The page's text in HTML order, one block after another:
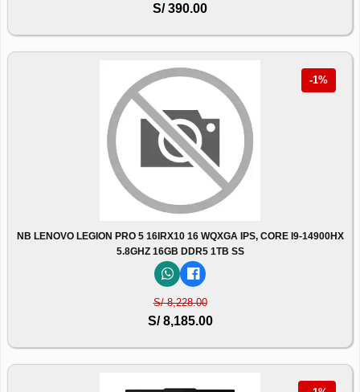
S/ 390.00
-1%
NB LENOVO LEGION PRO 5 16IRX10 16 WQXGA IPS, CORE I9-14900HX
5.8GHZ 16GB DDR5 1TB SS
S/ 8,228.00
S/ 8,185.00